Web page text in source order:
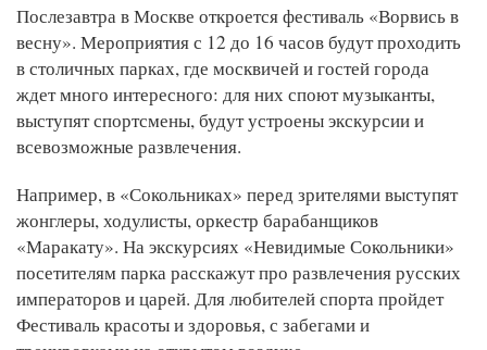
Послезавтра в Москве откроется фестиваль «Ворвись в
весну». Мероприятия с 12 до 16 часов будут проходить
в столичных парках, где москвичей и гостей города
ждет много интересного: для них споют музыканты,
выступят спортсмены, будут устроены экскурсии и
всевозможные развлечения.
Например, в «Сокольниках» перед зрителями выступят
жонглеры, ходулисты, оркестр барабанщиков
«Маракату». На экскурсиях «Невидимые Сокольники»
посетителям парка расскажут про развлечения русских
императоров и царей. Для любителей спорта пройдет
Фестиваль красоты и здоровья, с забегами и